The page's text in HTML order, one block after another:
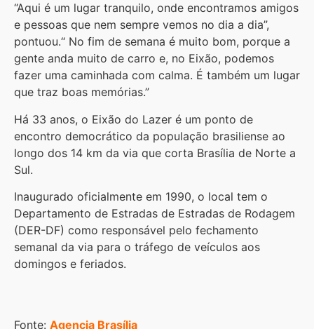
“Aqui é um lugar tranquilo, onde encontramos amigos
e pessoas que nem sempre vemos no dia a dia”,
pontuou.“ No fim de semana é muito bom, porque a
gente anda muito de carro e, no Eixão, podemos
fazer uma caminhada com calma. É também um lugar
que traz boas memórias.”
Há 33 anos, o Eixão do Lazer é um ponto de
encontro democrático da população brasiliense ao
longo dos 14 km da via que corta Brasília de Norte a
Sul.
Inaugurado oficialmente em 1990, o local tem o
Departamento de Estradas de Estradas de Rodagem
(DER-DF) como responsável pelo fechamento
semanal da via para o tráfego de veículos aos
domingos e feriados.
Fonte: Agencia Brasília